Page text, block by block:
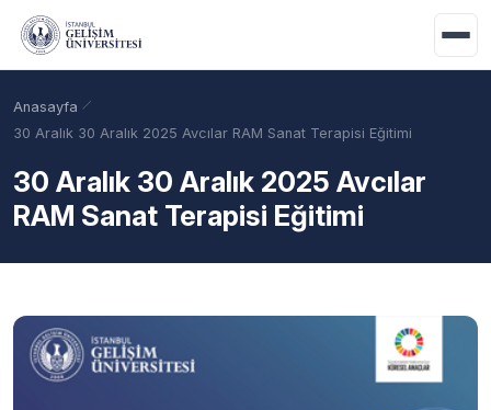
Ana içeriğe geç
Akademik Takvim Taban Puanlar
Anasayfa
30 Aralık 30 Aralık 2025 Avcılar RAM Sanat Terapisi Eğitimi
30 Aralık 30 Aralık 2025 Avcılar
RAM Sanat Terapisi Eğitimi